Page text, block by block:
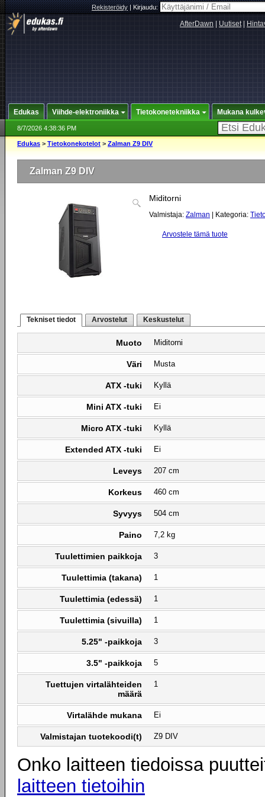
Rekisteröidy|Kirjaudu:
AfterDawn Uutiset|
Edukas Viihde-elektroniikka Tietokonetekniikka Mukana
8/7/2026 4:38:36 PM
Edukas > Tietokonekotelot > Zalman Z9 DIV
Zalman Z9 DIV
Miditorni
Valmistaja: Zalman | Kategoria:
Arvostele tämä tuote
Tekniset tiedot Arvostelut Keskustelut
Muoto Miditorni
Väri Musta
ATX -tuki Kyllä
Mini ATX -tuki Ei
Micro ATX -tuki Kyllä
Extended ATX -tuki Ei
Leveys 207 cm
Korkeus 460 cm
Syvyys 504 cm
Paino 7,2 kg
Tuulettimien paikkoja 3
Tuulettimia (takana) 1
Tuulettimia (edessä) 1
Tuulettimia (sivuilla) 1
5.25" -paikkoja 3
3.5" -paikkoja 5
Tuettujen virtalähteiden
määrä
1
Virtalähde mukana Ei
Valmistajan tuotekoodi(t) Z9 DIV
Onko laitteen tiedoissa
laitteen tietoihin